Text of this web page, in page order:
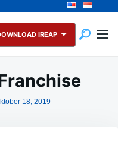
IREAP
18, 2019